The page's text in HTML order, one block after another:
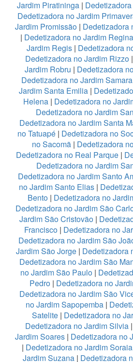
Jardim Piratininga|
Dedetizadora no Jardim
Jardim Promissão| Dedetizadora
| Dedetizadora no Jardim Regina
Jardim Regis| Dedetizadora
Dedetizadora no Jardim Rizzo|
Jardim Robru | Dedetizadora
Dedetizadora no Jardim Samara
Jardim Santa Emilia|
Helena| Dedetizadora no
Dedetizadora no Jardim
Dedetizadora no Jardim Santa
no Tatuapé| Dedetizadora no
no Sacomã| Dedetizadora
Dedetizadora no Real Parque|
Dedetizadora no Jardim
Dedetizadora no Jardim Santo
no Jardim Santo Elias|
Bento| Dedetizadora no
Dedetizadora no Jardim São
Jardim São Cristovão |
Francisco | Dedetizadora no
Dedetizadora no Jardim São
Jardim São Jorge | Dedetizadora
Dedetizadora no Jardim São
no Jardim São Paulo |
Pedro| Dedetizadora no
Dedetizadora no Jardim São
no Jardim Sapopemba|
Satelite| Dedetizadora no
Dedetizadora no Jardim Silvia |
Jardim Soares| Dedetizadora no
| Dedetizadora no Jardim Soraia
Jardim Suzana | Dedetizadora